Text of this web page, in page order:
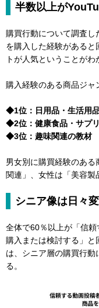
半数以上が
購買行動について調査し
を購入した経験がある
トが人気ということがわ
購入経験のある商品ジャ
◆1位：日用品・生活用
◆2位：健康食品・サプ
◆3位：趣味関連の教材
男女別に購買経験のあ
関連」、女性は「美容製
シニア像は日々
全体で60％以上が「信
購入または検討する」
は、シニア層の購買行動
る。